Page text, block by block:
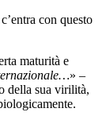
con questo
maturità e
» –
della sua virilità,